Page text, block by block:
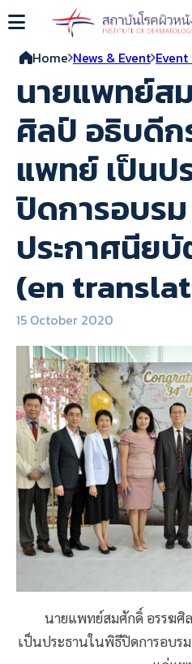
Home News & Event Event
นายแพทย์ส
ศิลป์ อธิบดีก
แพทย์ เป็นป
ปิดการอบรม
ประกาศนีย
(en
15 October 2020
นายแพทย์สมศักดิ์ อรรฆศิ
เป็นประธานในพิธีปิดการอบร